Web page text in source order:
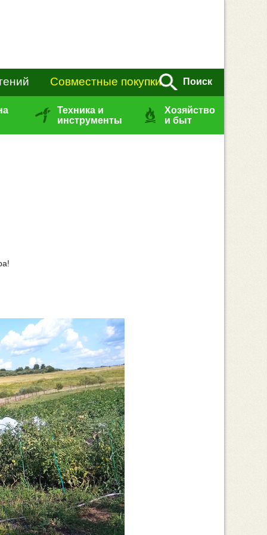
Совместные покупки Поиск
Техника и
инструменты
Хозяйство
и быт